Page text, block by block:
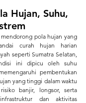
Hujan, Suhu,
pola hujan yang
curah hujan harian
seperti Sumatra Selatan,
ini dipicu oleh suhu
pembentukan
yang tinggi dalam waktu
banjir, longsor, serta
dan aktivitas